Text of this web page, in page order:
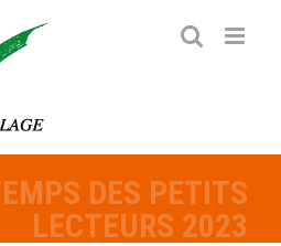
DES PETITS
LECTEURS 2023